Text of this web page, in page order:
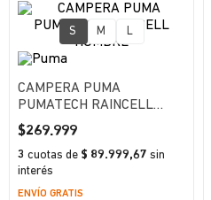
S M L
CAMPERA PUMA
PUMATECH RAINCELL
HOMBRE
$269.999
3 cuotas de $ 89.999,67 sin
interés
ENVÍO GRATIS